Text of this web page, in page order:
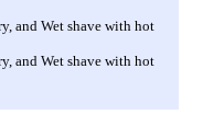
and Wet shave with hot
and Wet shave with hot